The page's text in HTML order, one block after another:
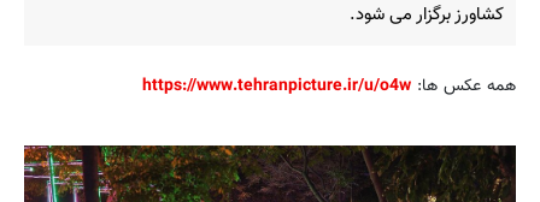
کشاورز برگزار می شود.
همه عکس ها: https://www.tehranpicture.ir/u/o4w